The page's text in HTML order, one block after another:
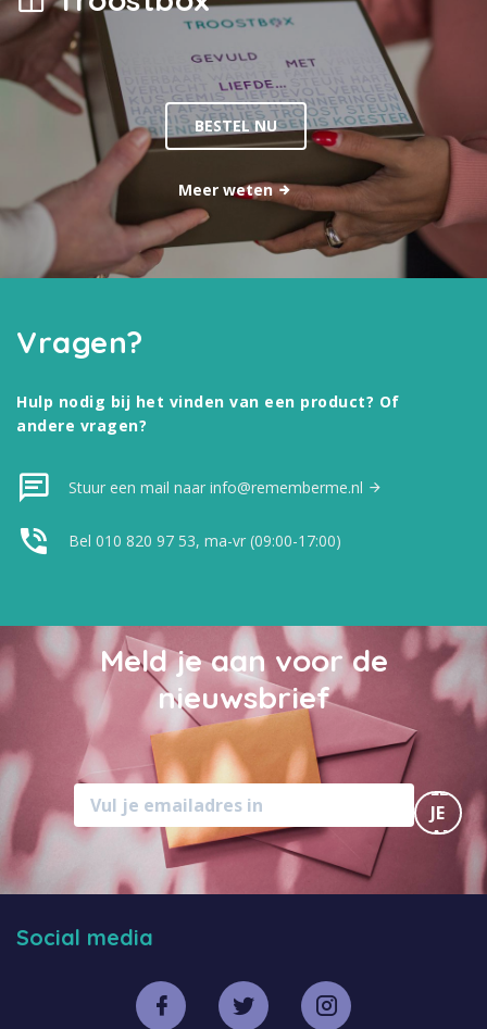
BESTEL NU
Meer weten
Vragen?
Hulp nodig bij het vinden van een product? Of
andere vragen?
Stuur een mail naar info@rememberme.nl
Bel 010 820 97 53, ma-vr (09:00-17:00)
Meld je aan voor de
nieuwsbrief
MELD
JE
AAN
Social media